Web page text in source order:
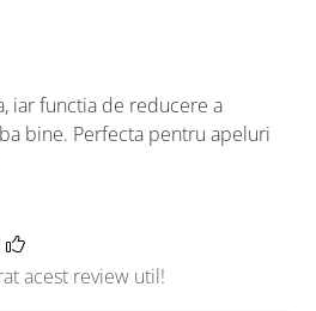
iar functia de reducere a
bine. Perfecta pentru apeluri
acest review util!